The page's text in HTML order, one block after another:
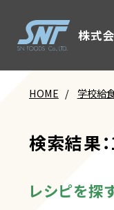
株式
HOME 学校給
検索結果
レシピを探